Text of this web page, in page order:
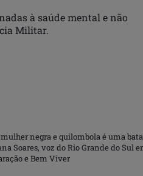
à saúde mental e não
Militar.
mulher negra e quilombola é uma
Soares, voz do Rio Grande do Sul
e Bem Viver